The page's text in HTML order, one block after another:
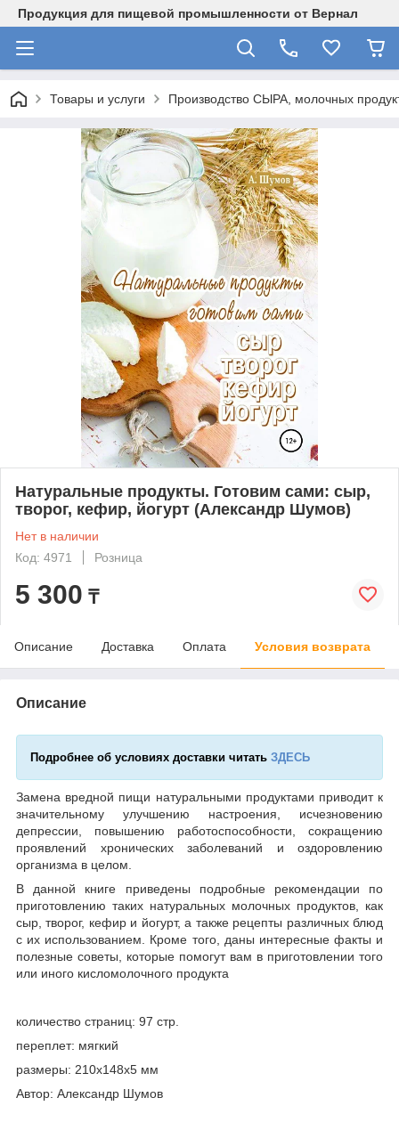
Продукция для пищевой промышленности от Вернал
Товары и услуги Производство СЫРА, молочных
Натуральные продукты. Готовим сами: сыр,
творог, кефир, йогурт (Александр Шумов)
Нет в наличии
Код: 4971
Розница
5 300 ₸
Описание Доставка Оплата Условия возврата
Описание
Подробнее об условиях доставки читать ЗДЕСЬ
Замена вредной пищи натуральными продуктами приводит к
значительному улучшению настроения, исчезновению
депрессии, повышению работоспособности, сокращению
проявлений хронических заболеваний и оздоровлению
организма в целом.
В данной книге приведены подробные рекомендации по
приготовлению таких натуральных молочных продуктов, как
сыр, творог, кефир и йогурт, а также рецепты различных блюд
с их использованием. Кроме того, даны интересные факты и
полезные советы, которые помогут вам в приготовлении того
или иного кисломолочного продукта
количество страниц: 97 стр.
переплет: мягкий
размеры: 210x148x5 мм
Автор: Александр Шумов